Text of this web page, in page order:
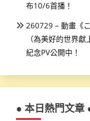
布10/6首播！
260729 – 動畫《
（為美好的世界
紀念PV公開中！
● 本日熱門文章